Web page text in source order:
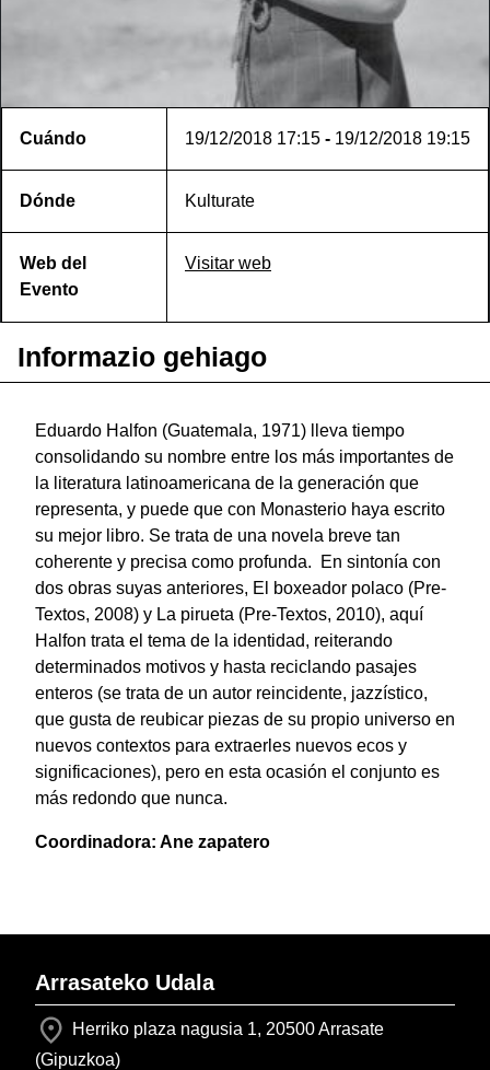
Cuándo 19/12/2018 17:15 - 19/12/2018 19:15
Dónde Kulturate
Web del
Evento
Visitar web
Informazio gehiago
Eduardo Halfon (Guatemala, 1971) lleva tiempo
consolidando su nombre entre los más importantes de
la literatura latinoamericana de la generación que
representa, y puede que con Monasterio haya escrito
su mejor libro. Se trata de una novela breve tan
coherente y precisa como profunda. En sintonía con
dos obras suyas anteriores, El boxeador polaco (Pre-
Textos, 2008) y La pirueta (Pre-Textos, 2010), aquí
Halfon trata el tema de la identidad, reiterando
determinados motivos y hasta reciclando pasajes
enteros (se trata de un autor reincidente, jazzístico,
que gusta de reubicar piezas de su propio universo en
nuevos contextos para extraerles nuevos ecos y
significaciones), pero en esta ocasión el conjunto es
más redondo que nunca.
Coordinadora: Ane zapatero
Arrasateko Udala
Herriko plaza nagusia 1, 20500 Arrasate
(Gipuzkoa)